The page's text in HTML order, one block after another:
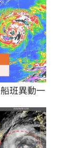
班異動一